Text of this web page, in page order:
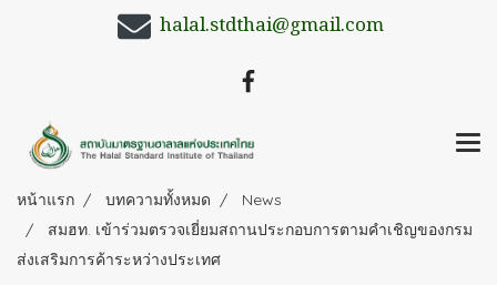
halal.stdthai@gmail.com
หน้าแรก บทความทั้งหมด
News
สมฮท. เข้าร่วมตรวจเยี่ยมสถานประกอบการตามคำเชิญของกรม
ส่งเสริมการค้าระหว่างประเทศ